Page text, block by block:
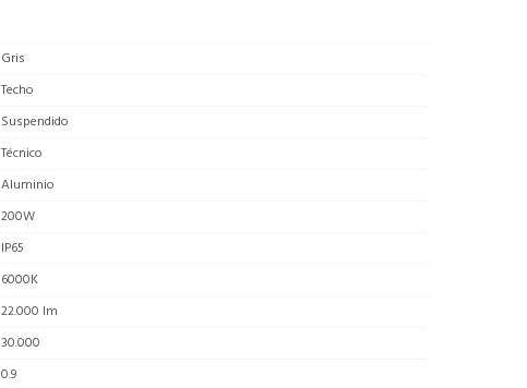
Gris
Techo
Suspendido
Técnico
Aluminio
200W
IP65
6000K
22.000 lm
30.000
0.9